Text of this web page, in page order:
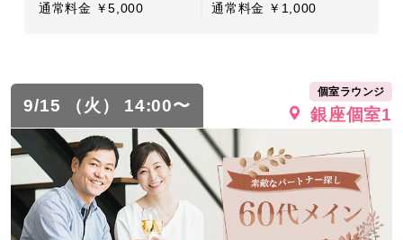
通常料金 ￥5,000 通常料金 ￥1,000
9/15 （火） 14:00〜
個室ラウンジ
銀座個室1